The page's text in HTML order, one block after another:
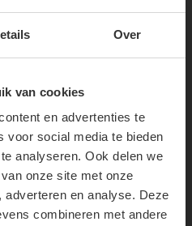
Over
van cookies
en advertenties te
voor social media te bieden
analyseren. Ook delen we
onze site met onze
en analyse. Deze
combineren met andere
& GET
FIRST
new drops or exclusive
€75,-